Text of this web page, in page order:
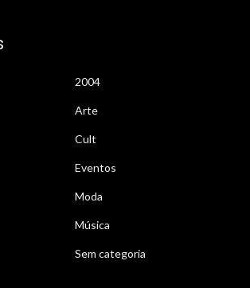
2004
Arte
Cult
Eventos
Moda
Música
Sem categoria